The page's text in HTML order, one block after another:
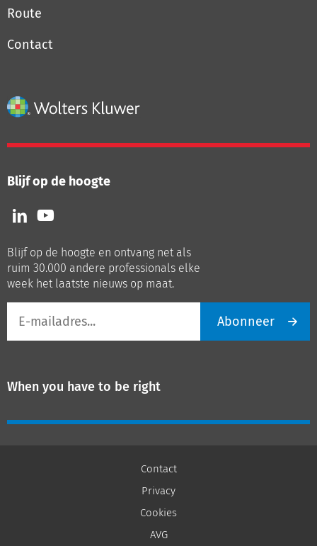
Route
Contact
Blijf op de hoogte
Volg
ons
LinkedIn
Volg
ons
Youtube
Blijf op de hoogte en ontvang net als
ruim 30.000 andere professionals elke
week het laatste nieuws op maat.
mailadres
Abonneer
When you have to be right
Contact
Privacy
Cookies
AVG